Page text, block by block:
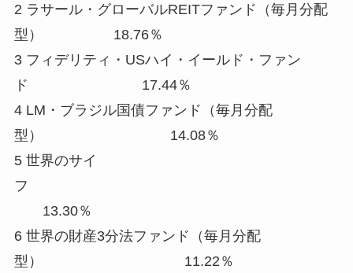
2 ラサール・グローバルREITファンド（毎月分配
型） 18.76％
3 フィデリティ・USハイ・イールド・ファン
ド 17.44％
4 LM・ブラジル国債ファンド（毎月分配
型） 14.08％
5 世界のサイ
フ
13.30％
6 世界の財産3分法ファンド（毎月分配
型） 11.22％